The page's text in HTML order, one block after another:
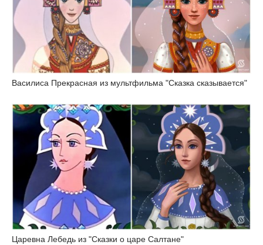
Василиса Прекрасная из мультфильма "Сказка сказывается"
Царевна Лебедь из "Сказки о царе Салтане"